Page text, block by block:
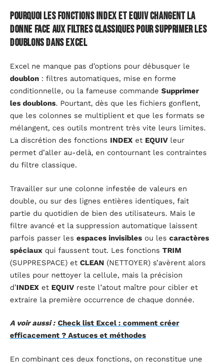
Pourquoi les fonctions INDEX et EQUIV changent la
donne face aux filtres classiques pour supprimer les
doublons dans Excel
Excel ne manque pas d’options pour débusquer le
doublon : filtres automatiques, mise en forme
conditionnelle, ou la fameuse commande Supprimer
les doublons. Pourtant, dès que les fichiers gonflent,
que les colonnes se multiplient et que les formats se
mélangent, ces outils montrent très vite leurs limites.
La discrétion des fonctions INDEX et EQUIV leur
permet d’aller au-delà, en contournant les contraintes
du filtre classique.
Travailler sur une colonne infestée de valeurs en
double, ou sur des lignes entières identiques, fait
partie du quotidien de bien des utilisateurs. Mais le
filtre avancé et la suppression automatique laissent
parfois passer les espaces invisibles ou les caractères
spéciaux qui faussent tout. Les fonctions TRIM
(SUPPRESPACE) et CLEAN (NETTOYER) s’avèrent alors
utiles pour nettoyer la cellule, mais la précision
d’INDEX et EQUIV reste l’atout maître pour cibler et
extraire la première occurrence de chaque donnée.
A voir aussi : Check list Excel : comment créer
efficacement ? Astuces et méthodes
En combinant ces deux fonctions, on reconstitue une